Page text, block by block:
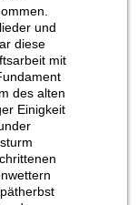
und
diese
mit
des alten
Einigkeit